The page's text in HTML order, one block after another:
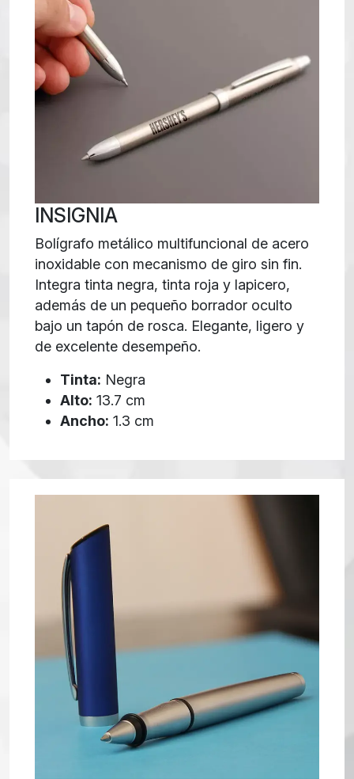
INSIGNIA
Bolígrafo metálico multifuncional de acero
inoxidable con mecanismo de giro sin fin.
Integra tinta negra, tinta roja y lapicero,
además de un pequeño borrador oculto
bajo un tapón de rosca. Elegante, ligero y
de excelente desempeño.
Tinta: Negra
Alto: 13.7 cm
Ancho: 1.3 cm